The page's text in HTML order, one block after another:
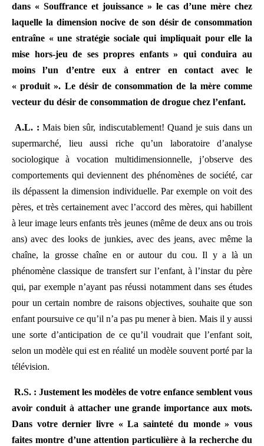
dans « Souffrance et jouissance » le cas d’une mère chez
laquelle la dimension nocive de son désir de consommation
entraîne « une stratégie sociale qui impliquait pour elle la
mise hors-jeu de ses propres enfants » qui conduira au
moins l’un d’entre eux à entrer en contact avec le
« produit ». Le désir de consommation de la mère comme
vecteur du désir de consommation de drogue chez l’enfant.
A.L. : Mais bien sûr, indiscutablement! Quand je suis dans un
supermarché, lieu aussi riche qu’un laboratoire d’analyse
sociologique à vocation multidimensionnelle, j’observe des
comportements qui deviennent des phénomènes de société, car
ils dépassent la dimension individuelle. Par exemple on voit des
pères, et très certainement avec l’accord des mères, qui habillent
à leur image leurs enfants très jeunes (même de deux ans ou trois
ans) avec des looks de junkies, avec des jeans, avec même la
chaîne, la grosse chaîne en or autour du cou. Il y a là un
phénomène classique de transfert sur l’enfant, à l’instar du père
qui, par exemple n’ayant pas réussi notamment dans ses études
pour un certain nombre de raisons objectives, souhaite que son
enfant poursuive ce qu’il n’a pas pu mener à bien. Mais il y aussi
une sorte d’anticipation de ce qu’il voudrait que l’enfant soit,
selon un modèle qui est en réalité un modèle souvent porté par la
télévision.
R.S. : Justement les modèles de votre enfance semblent vous
avoir conduit à attacher une grande importance aux mots.
Dans votre dernier livre « La sainteté du monde » vous
faites montre d’une attention particulière à la recherche du